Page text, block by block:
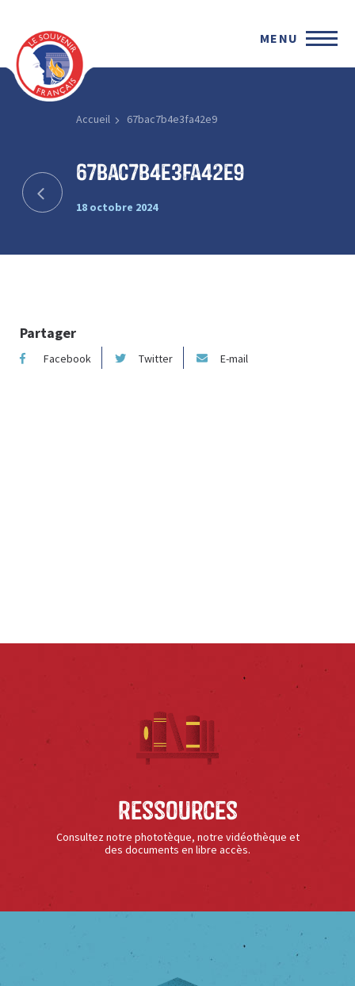
MENU
Accueil 67bac7b4e3fa42e9
67bac7b4e3fa42e9
18 octobre 2024
Partager
Facebook Twitter E-mail
Ressources
Consultez notre phototèque, notre vidéothèque et
des documents en libre accès.